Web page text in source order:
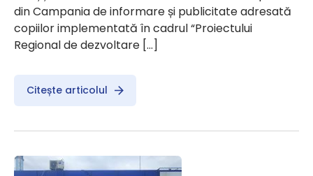
din Campania de informare și publicitate adresată
copiilor implementată în cadrul “Proiectului
Regional de dezvoltare […]
Citește articolul